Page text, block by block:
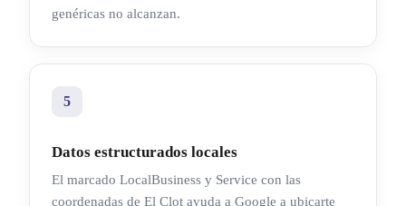
genéricas no alcanzan.
5
Datos estructurados locales
El marcado LocalBusiness y Service con las
coordenadas de El Clot ayuda a Google a ubicarte